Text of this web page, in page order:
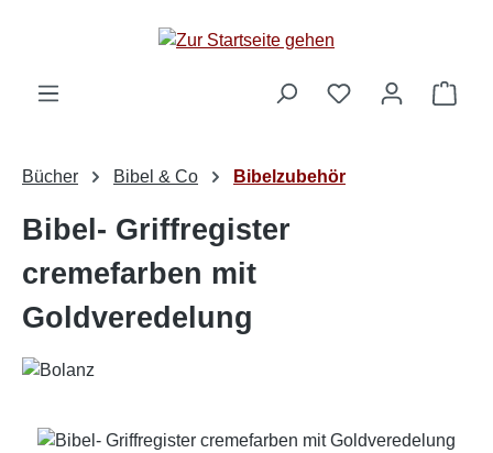
Zum Hauptinhalt springen
Bücher Bibel & Co Bibelzubehör
Bibel- Griffregister
cremefarben mit
Goldveredelung
Bildergalerie überspringen